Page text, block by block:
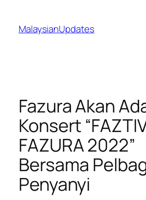
content
MalaysianUpdates
Fazura Akan
Konsert
FAZURA 2022”
Bersama
Penyanyi